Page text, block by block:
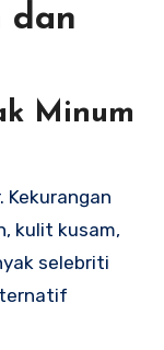
dan
Minum
Kekurangan
kulit kusam,
selebriti